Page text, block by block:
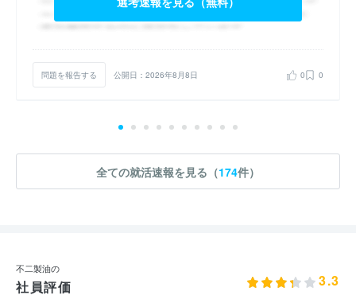
問題を報告する 公開日：2026年8月8日 0 0
全ての就活速報を見る（174件）
不二製油の
社員評価 3.3